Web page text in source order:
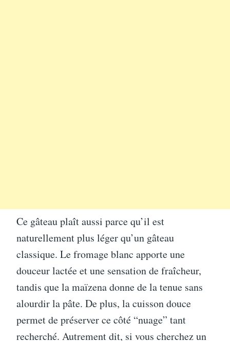
Ce gâteau plaît aussi parce qu’il est
naturellement plus léger qu’un gâteau
classique. Le fromage blanc apporte une
douceur lactée et une sensation de fraîcheur,
tandis que la maïzena donne de la tenue sans
alourdir la pâte. De plus, la cuisson douce
permet de préserver ce côté “nuage” tant
recherché. Autrement dit, si vous cherchez un